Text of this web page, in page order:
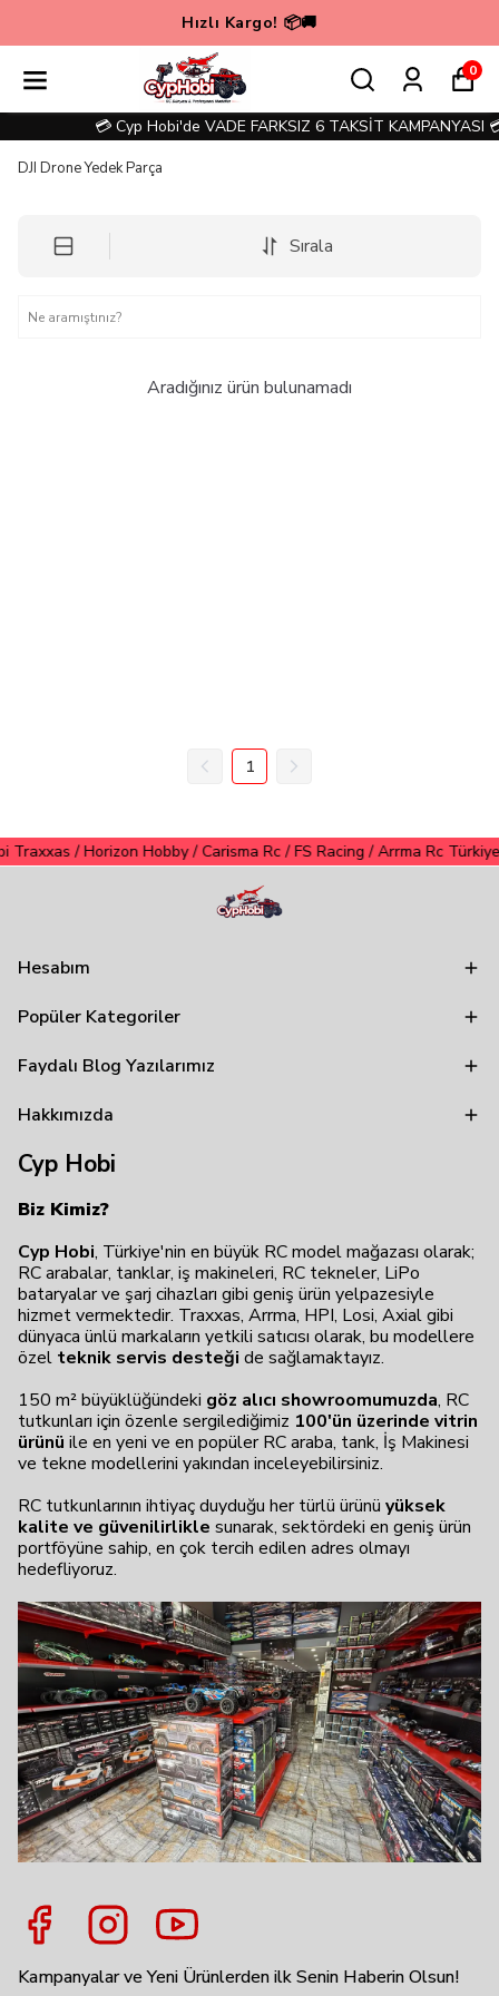
Hızlı Kargo! 📦🚚
0
💳 Cyp Hobi'de VADE FARKSIZ 6 TAKSİT KAMPANYASI 💳
DJI Drone Yedek Parça
Sırala
Aradığınız ürün bulunamadı
1
/ Horizon Hobby / Carisma Rc / FS Racing / Arrma Rc Türkiye
Hesabım
Popüler Kategoriler
Faydalı Blog Yazılarımız
Hakkımızda
Cyp Hobi
Biz Kimiz?
Cyp Hobi, Türkiye'nin en büyük RC model mağazası olarak;
RC arabalar, tanklar, iş makineleri, RC tekneler, LiPo
bataryalar ve şarj cihazları gibi geniş ürün yelpazesiyle
hizmet vermektedir. Traxxas, Arrma, HPI, Losi, Axial gibi
dünyaca ünlü markaların yetkili satıcısı olarak, bu modellere
özel teknik servis desteği de sağlamaktayız.
150 m² büyüklüğündeki göz alıcı showroomumuzda, RC
tutkunları için özenle sergilediğimiz 100'ün üzerinde vitrin
ürünü ile en yeni ve en popüler RC araba, tank, İş Makinesi
ve tekne modellerini yakından inceleyebilirsiniz.
RC tutkunlarının ihtiyaç duyduğu her türlü ürünü yüksek
kalite ve güvenilirlikle sunarak, sektördeki en geniş ürün
portföyüne sahip, en çok tercih edilen adres olmayı
hedefliyoruz.
Kampanyalar ve Yeni Ürünlerden ilk Senin Haberin Olsun!